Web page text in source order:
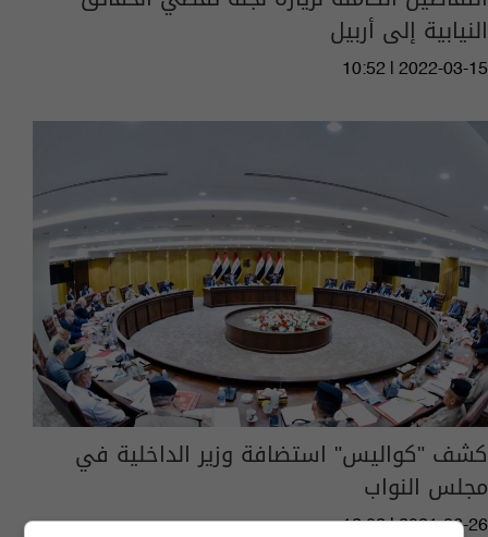
النيابية إلى أربيل
10:52 | 2022-03-15
كشف "كواليس" استضافة وزير الداخلية في
مجلس النواب
12:02 | 2021-06-26